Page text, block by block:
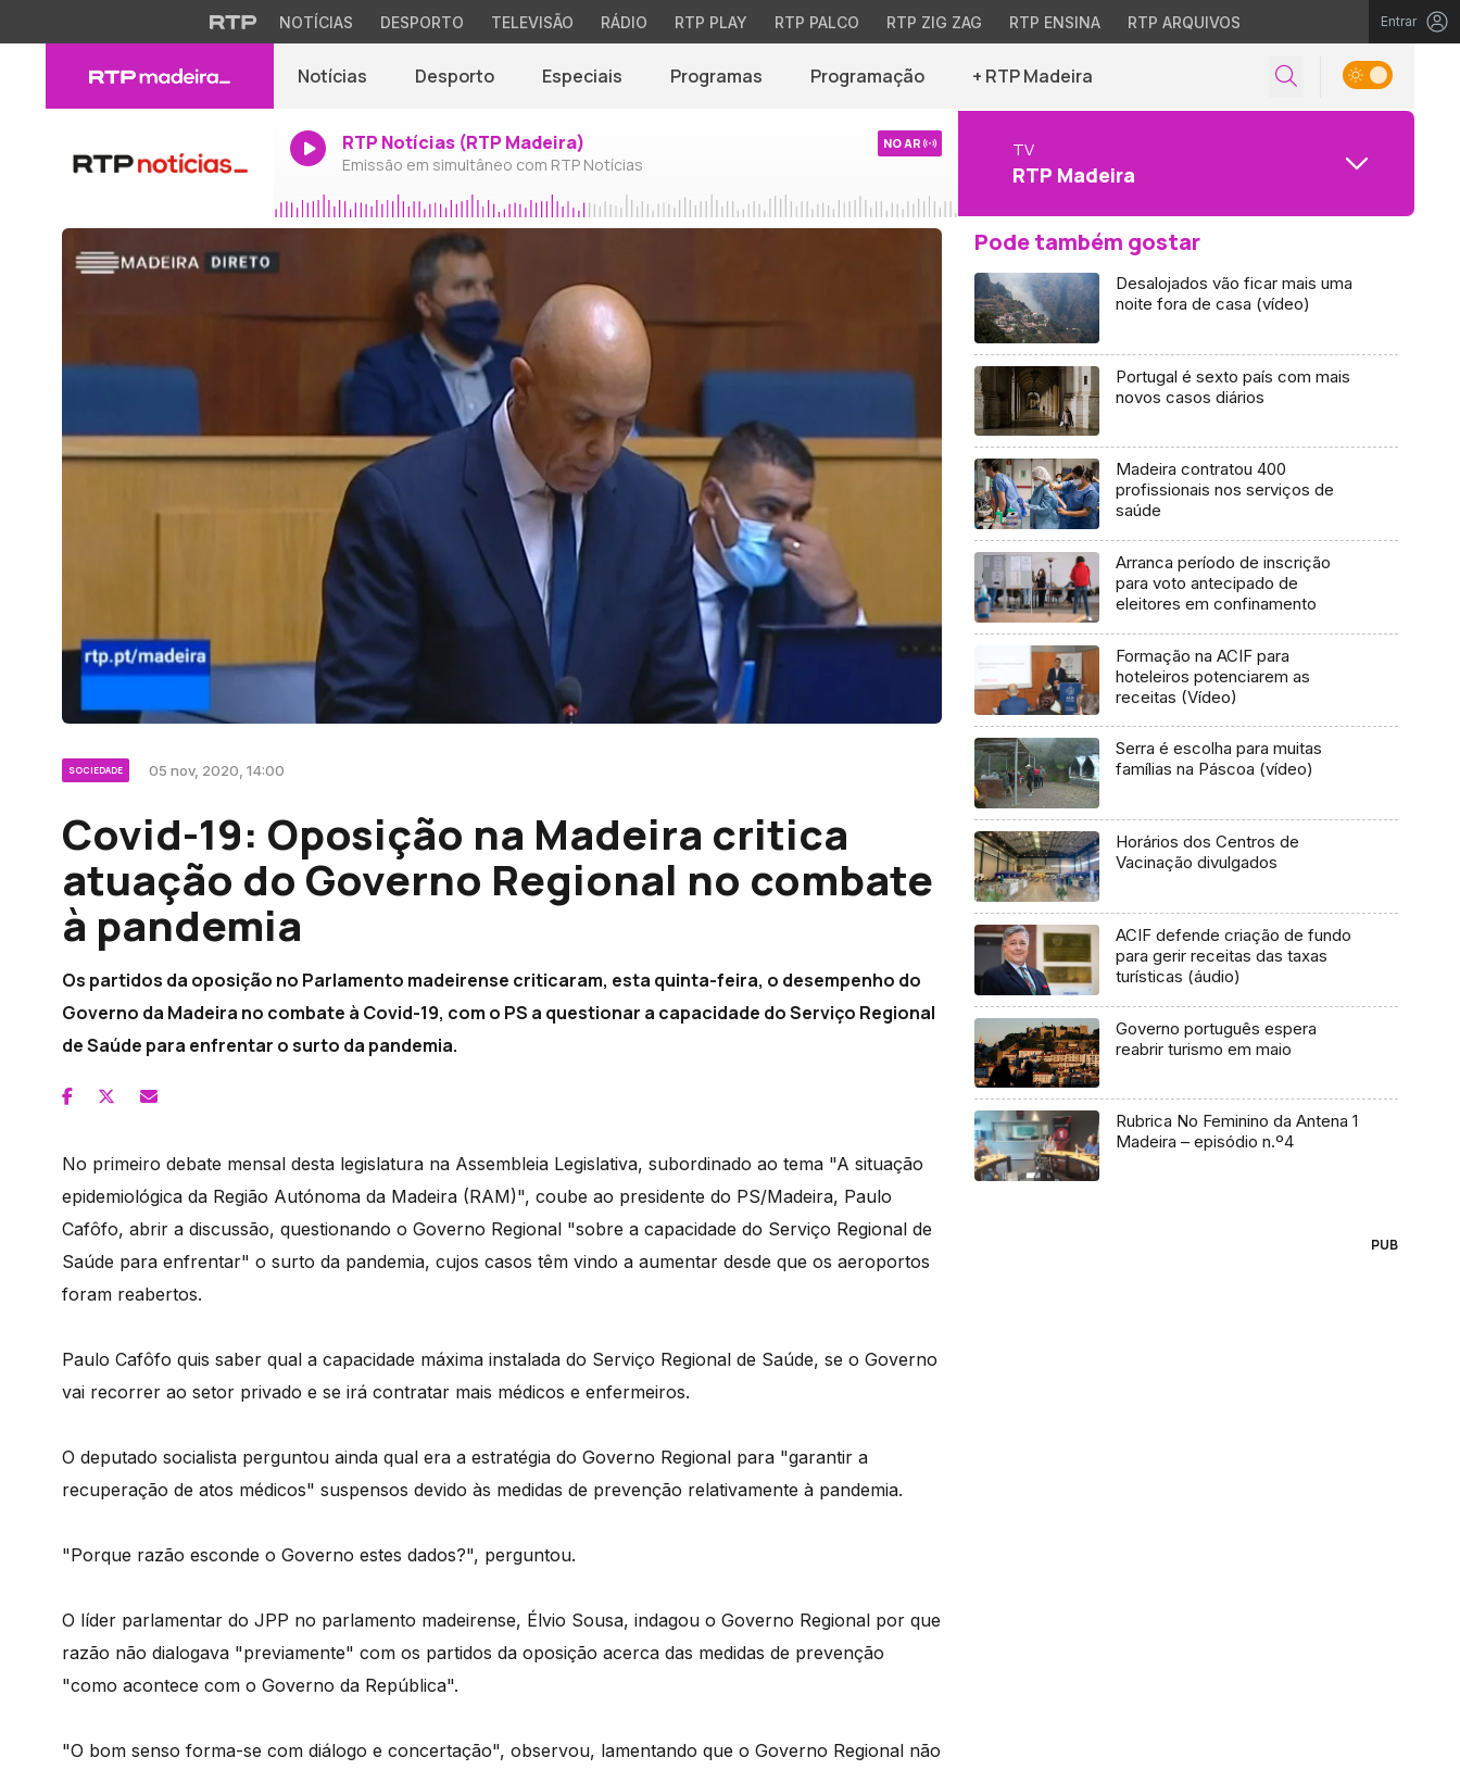
NOTÍCIAS DESPORTO TELEVISÃO RÁDIO RTP PLAY RTP PALCO RTP ZIG ZAG RTP ENSINA RTP ARQUIVOS Entrar
Notícias Desporto Especiais Programas Programação + RTP Madeira
RTP Notícias (RTP Madeira)
Emissão em simultâneo com RTP Notícias
NO AR TV
RTP Madeira
SOCIEDADE 05 nov, 2020, 14:00
Covid-19: Oposição na Madeira critica
atuação do Governo Regional no combate
à pandemia
Os partidos da oposição no Parlamento madeirense criticaram, esta quinta-feira, o desempenho do
Governo da Madeira no combate à Covid-19, com o PS a questionar a capacidade do Serviço Regional
de Saúde para enfrentar o surto da pandemia.
No primeiro debate mensal desta legislatura na Assembleia Legislativa, subordinado ao tema "A situação
epidemiológica da Região Autónoma da Madeira (RAM)", coube ao presidente do PS/Madeira, Paulo
Cafôfo, abrir a discussão, questionando o Governo Regional "sobre a capacidade do Serviço Regional de
Saúde para enfrentar" o surto da pandemia, cujos casos têm vindo a aumentar desde que os aeroportos
foram reabertos.
Paulo Cafôfo quis saber qual a capacidade máxima instalada do Serviço Regional de Saúde, se o Governo
vai recorrer ao setor privado e se irá contratar mais médicos e enfermeiros.
O deputado socialista perguntou ainda qual era a estratégia do Governo Regional para "garantir a
recuperação de atos médicos" suspensos devido às medidas de prevenção relativamente à pandemia.
"Porque razão esconde o Governo estes dados?", perguntou.
O líder parlamentar do JPP no parlamento madeirense, Élvio Sousa, indagou o Governo Regional por que
razão não dialogava "previamente" com os partidos da oposição acerca das medidas de prevenção
"como acontece com o Governo da República".
"O bom senso forma-se com diálogo e concertação", observou, lamentando que o Governo Regional não
Pode também gostar
Desalojados vão ficar mais uma
noite fora de casa (vídeo)
Portugal é sexto país com mais
novos casos diários
Madeira contratou 400
profissionais nos serviços de
saúde
Arranca período de inscrição
para voto antecipado de
eleitores em confinamento
Formação na ACIF para
hoteleiros potenciarem as
receitas (Vídeo)
Serra é escolha para muitas
famílias na Páscoa (vídeo)
Horários dos Centros de
Vacinação divulgados
ACIF defende criação de fundo
para gerir receitas das taxas
turísticas (áudio)
Governo português espera
reabrir turismo em maio
Rubrica No Feminino da Antena 1
Madeira – episódio n.º4
PUB